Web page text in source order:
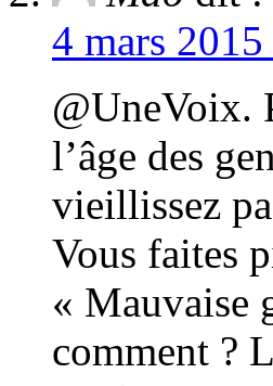
4 mars
@UneVoix.
l’âge des
vieillissez
Vous faites
« Mauvaise
comment ?